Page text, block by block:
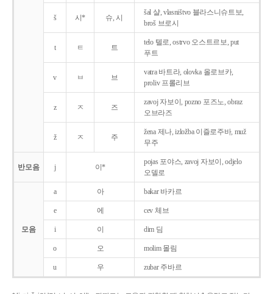
š 시* 슈, 시
šal 샬, vlasništvo 블라스니슈트보,
broš 브로시
t ㅌ 트
telo 텔로, ostrvo 오스트르보, put
푸트
v ㅂ 브
vatra 바트라, olovka 올로브카,
proliv 프롤리브
z ㅈ 즈
zavoj 자보이, pozno 포즈노, obraz
오브라즈
ž ㅈ 주
žena 제나, izložba 이즐로주바, muž
무주
반모음 j 이*
pojas 포야스, zavoj 자보이, odjelo
오델로
모음
a 아 bakar 바카르
e 에 cev 체브
i 이 dim 딤
o 오 molim 몰림
u 우 zubar 주바르